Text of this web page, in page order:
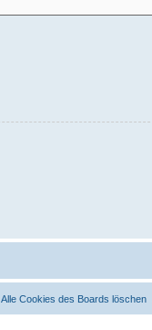
Alle Cookies des Boards löschen